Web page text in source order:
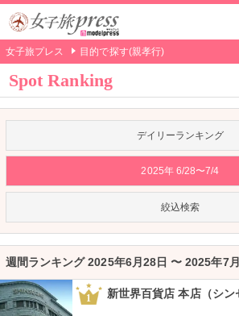
女子旅プレス 目的で探す(親孝行)
Spot Ranking
デイリーランキング
2025年 6/28〜7/4
絞込検索
週間ランキング 2025年6月28日 〜 2025年7
1